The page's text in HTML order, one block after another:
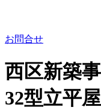
お問合せ
西区新築
32型立平